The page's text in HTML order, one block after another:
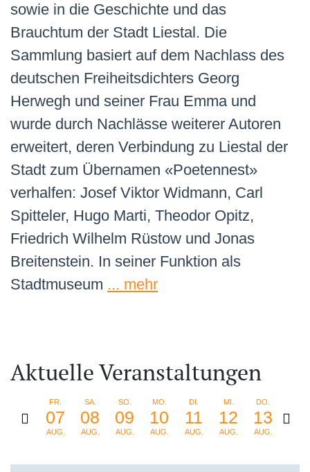
sowie in die Geschichte und das
Brauchtum der Stadt Liestal. Die
Sammlung basiert auf dem Nachlass des
deutschen Freiheitsdichters Georg
Herwegh und seiner Frau Emma und
wurde durch Nachlässe weiterer Autoren
erweitert, deren Verbindung zu Liestal der
Stadt zum Übernamen «Poetennest»
verhalfen: Josef Viktor Widmann, Carl
Spitteler, Hugo Marti, Theodor Opitz,
Friedrich Wilhelm Rüstow und Jonas
Breitenstein. In seiner Funktion als
Stadtmuseum ... mehr
Aktuelle Veranstaltungen
FR.
07
AUG.
SA.
08
AUG.
SO.
09
AUG.
MO.
10
AUG.
DI.
11
AUG.
MI.
12
AUG.
DO.
13
AUG.
14